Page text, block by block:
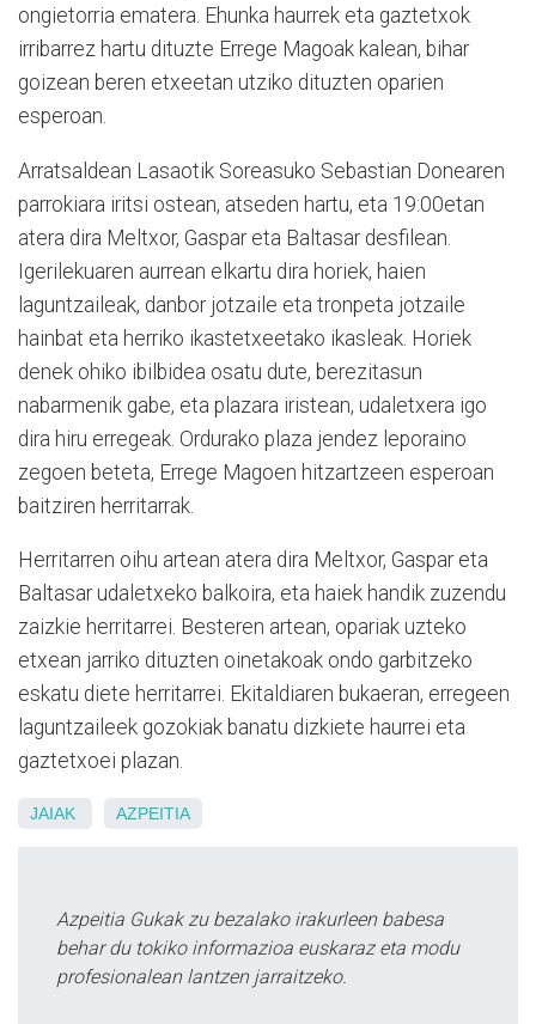
ongietorria ematera. Ehunka haurrek eta gaztetxok
irribarrez hartu dituzte Errege Magoak kalean, bihar
goizean beren etxeetan utziko dituzten oparien
esperoan.
Arratsaldean Lasaotik Soreasuko Sebastian Donearen
parrokiara iritsi ostean, atseden hartu, eta 19:00etan
atera dira Meltxor, Gaspar eta Baltasar desfilean.
Igerilekuaren aurrean elkartu dira horiek, haien
laguntzaileak, danbor jotzaile eta tronpeta jotzaile
hainbat eta herriko ikastetxeetako ikasleak. Horiek
denek ohiko ibilbidea osatu dute, berezitasun
nabarmenik gabe, eta plazara iristean, udaletxera igo
dira hiru erregeak. Ordurako plaza jendez leporaino
zegoen beteta, Errege Magoen hitzartzeen esperoan
baitziren herritarrak.
Herritarren oihu artean atera dira Meltxor, Gaspar eta
Baltasar udaletxeko balkoira, eta haiek handik zuzendu
zaizkie herritarrei. Besteren artean, opariak uzteko
etxean jarriko dituzten oinetakoak ondo garbitzeko
eskatu diete herritarrei. Ekitaldiaren bukaeran, erregeen
laguntzaileek gozokiak banatu dizkiete haurrei eta
gaztetxoei plazan.
JAIAK AZPEITIA
Azpeitia Gukak zu bezalako irakurleen babesa
behar du tokiko informazioa euskaraz eta modu
profesionalean lantzen jarraitzeko.